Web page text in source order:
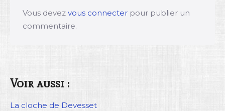
Vous devez vous connecter pour publier un
commentaire.
Voir aussi :
La cloche de Devesset